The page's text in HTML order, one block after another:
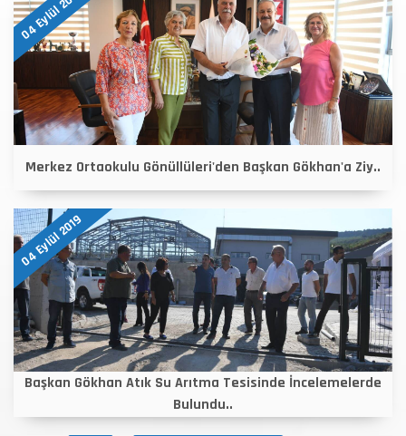
04 Eylül 2019
Merkez Ortaokulu Gönüllüleri'den Başkan Gökhan'a Ziy..
04 Eylül 2019
Başkan Gökhan Atık Su Arıtma Tesisinde İncelemelerde
Bulundu..